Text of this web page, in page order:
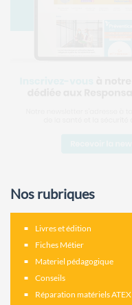
Nos rubriques
Livres et édition
Fiches Métier
Materiel pédagogique
Conseils
Réparation matériels ATEX